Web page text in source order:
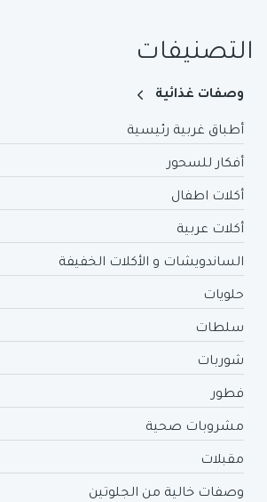
التصنيفات
وصفات غذائية
أطباق غربية رئيسية
أفكار للسحور
أكلات اطفال
أكلات عربية
الساندويشات و الأكلات الخفيفة
حلويات
سلطات
شوربات
فطور
مشروبات صحية
مقبلات
وصفات خالية من الجلوتين